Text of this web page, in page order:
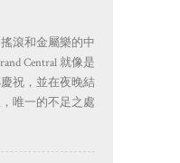
滾和金屬樂的中
Central 就像是
祝，並在夜晚結
唯一的不足之處